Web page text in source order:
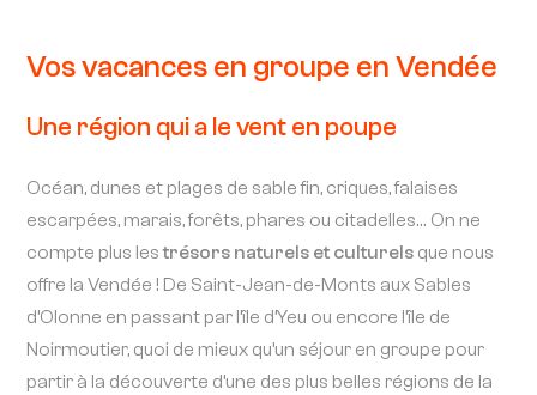
Vos vacances en groupe en Vendée
Une région qui a le vent en poupe
Océan, dunes et plages de sable fin, criques, falaises
escarpées, marais, forêts, phares ou citadelles… On ne
compte plus lestrésors naturels et culturels que nous
offre la Vendée ! De Saint-Jean-de-Monts aux Sables
d’Olonne en passant par l’île d’Yeu ou encore l’île de
Noirmoutier, quoi de mieux qu’un séjour en groupe pour
partir à la découverte d’une des plus belles régions de la